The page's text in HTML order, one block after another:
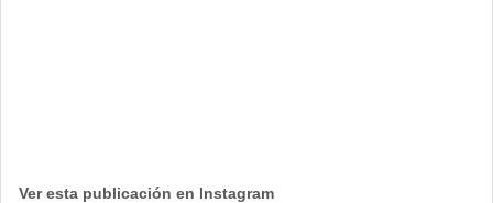
Ver esta publicación en Instagram